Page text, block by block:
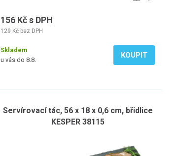
156 Kč s DPH
129 Kč bez DPH
Skladem
u vás do 8.8.
KOUPIT
Servírovací tác, 56 x 18 x 0,6 cm, břidlice
KESPER 38115